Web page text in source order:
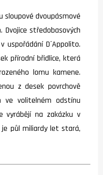
sloupové dvoupásmové
středobasových
D´Appolito.
přírodní břidlice, která
lomu kamene.
z desek povrchově
ve volitelném odstínu
vyrábějí na zakázku v
půl miliardy let stará,